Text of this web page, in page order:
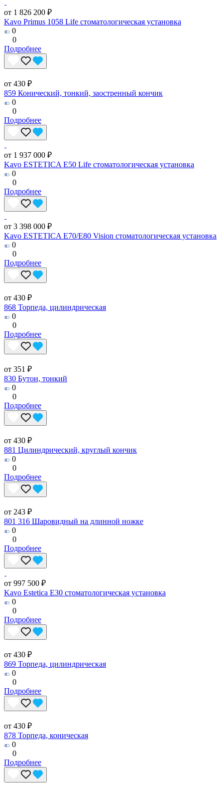
от 1 826 200 ₽
Kavo Primus 1058 Life стоматологическая установка
0
0
Подробнее
от 430 ₽
859 Конический, тонкий, заостренный кончик
0
0
Подробнее
от 1 937 000 ₽
Kavo ESTETICA E50 Life стоматологическая установка
0
0
Подробнее
от 3 398 000 ₽
Kavo ESTETICA E70/E80 Vision стоматологическая установка
0
0
Подробнее
от 430 ₽
868 Торпеда, цилиндрическая
0
0
Подробнее
от 351 ₽
830 Бутон, тонкий
0
0
Подробнее
от 430 ₽
881 Цилиндрический, круглый кончик
0
0
Подробнее
от 243 ₽
801 316 Шаровидный на длинной ножке
0
0
Подробнее
от 997 500 ₽
Kavo Estetica E30 стоматологическая установка
0
0
Подробнее
от 430 ₽
869 Торпеда, цилиндрическая
0
0
Подробнее
от 430 ₽
878 Торпеда, коническая
0
0
Подробнее